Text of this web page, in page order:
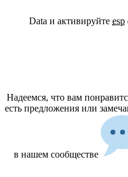
Data и активируйте esp
Надеемся, что вам
есть предложения или
в нашем сообществе